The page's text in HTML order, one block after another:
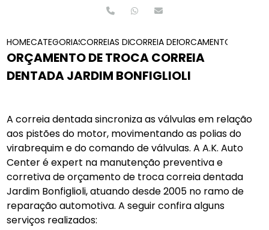
HOMECATEGORIASCORREIAS DENTADASCORREIA DENTADA LAND ROVER
ORCAMENTO DE
ORÇAMENTO DE TROCA CORREIA
DENTADA JARDIM BONFIGLIOLI
A correia dentada sincroniza as válvulas em relação
aos pistões do motor, movimentando as polias do
virabrequim e do comando de válvulas. A A.K. Auto
Center é expert na manutenção preventiva e
corretiva de orçamento de troca correia dentada
Jardim Bonfiglioli, atuando desde 2005 no ramo de
reparação automotiva. A seguir confira alguns
serviços realizados: